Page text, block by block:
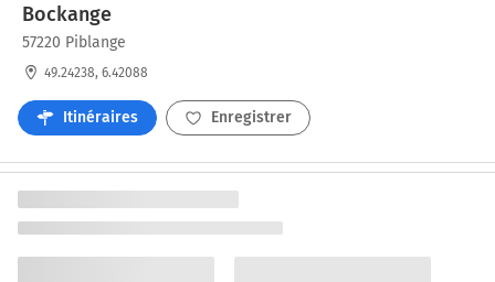
Bockange
57220 Piblange
49.24238, 6.42088
Itinéraires Enregistrer